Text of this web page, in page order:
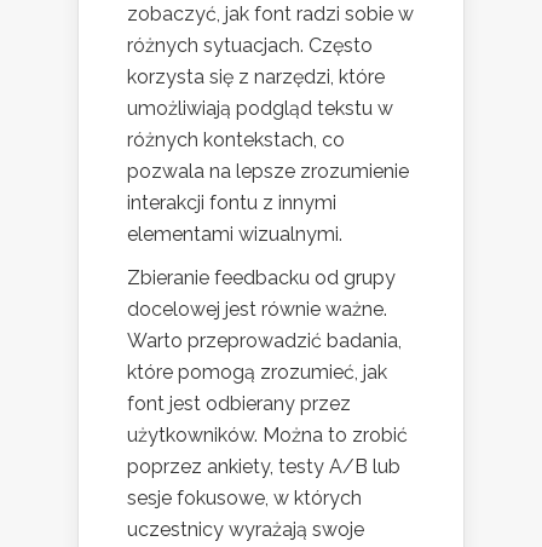
zobaczyć, jak font radzi sobie w
różnych sytuacjach. Często
korzysta się z narzędzi, które
umożliwiają podgląd tekstu w
różnych kontekstach, co
pozwala na lepsze zrozumienie
interakcji fontu z innymi
elementami wizualnymi.
Zbieranie feedbacku od grupy
docelowej jest równie ważne.
Warto przeprowadzić badania,
które pomogą zrozumieć, jak
font jest odbierany przez
użytkowników. Można to zrobić
poprzez ankiety, testy A/B lub
sesje fokusowe, w których
uczestnicy wyrażają swoje